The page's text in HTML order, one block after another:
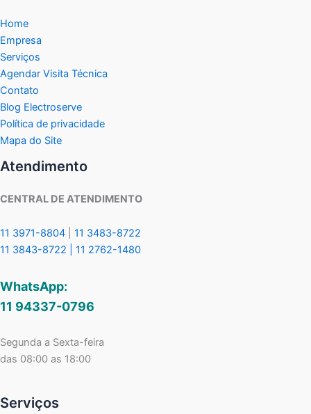
Home
Empresa
Serviços
Agendar Visita Técnica
Contato
Blog Electroserve
Política de privacidade
Mapa do Site
Atendimento
CENTRAL DE ATENDIMENTO
11 3971-8804
11 3483-8722
11 3843-8722 | 11 2762-1480
WhatsApp:
11 94337-0796
Segunda a Sexta-feira
das 08:00 as 18:00
Serviços